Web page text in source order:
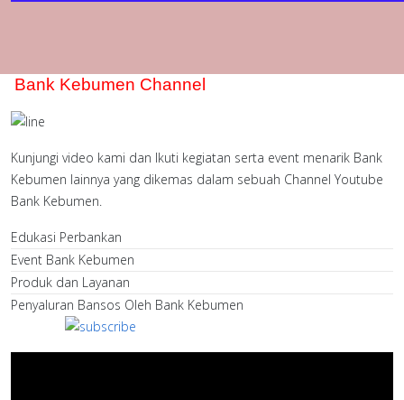
Bank Kebumen Channel
Kunjungi video kami dan Ikuti kegiatan serta event menarik Bank
Kebumen lainnya yang dikemas dalam sebuah Channel Youtube
Bank Kebumen.
Edukasi Perbankan
Event Bank Kebumen
Produk dan Layanan
Penyaluran Bansos Oleh Bank Kebumen